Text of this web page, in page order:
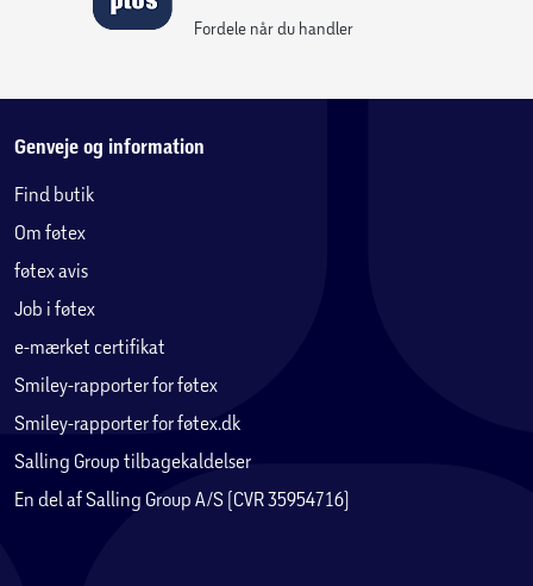
Plads til to drikkedunke
Indvendig nøgleholder– hjælper med at holde
Med det seje monstertruck-design kombinerer denne
personlighed og fart over feltet. Et sikkert hit for børn med
hang til store hjul og eventyr!
Fordele når du handler
Genveje og information
Find butik
Om føtex
føtex avis
Job i føtex
e-mærket certifikat
Smiley-rapporter for føtex
Smiley-rapporter for føtex.dk
Salling Group tilbagekaldelser
En del af Salling Group A/S (CVR 35954716)